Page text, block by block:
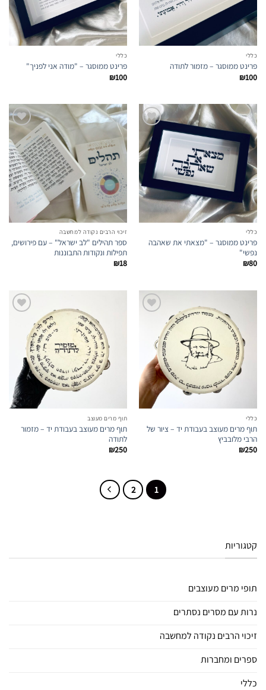
כללי
פרינט ממוסגר – מזמור לתודה
₪100
כללי
פרינט ממוסגר – "מודה אני לפניך"
₪100
הוספה
לרשימת
המועדפים
כללי
פרינט ממוסגר – "מצאתי את שאהבה
נפשי"
₪80
הוספה
לרשימת
המועדפים
זיכוי הרבים נקודה למחשבה
ספר תהילים "לב ישראל" – עם פירושים,
תפילות ונקודות התבוננות
₪18
לרשימת
המועדפים
כללי
תוף מרים מעוצב בעבודת יד – ציור של
הרבי מלובביץ
₪250
לרשימת
המועדפים
תוף מרים מעוצב
תוף מרים מעוצב בעבודת יד – מזמור
לתודה
₪250
1
2
קטגוריות
תופי מרים מעוצבים
נרות עם מסרים נסתרים
זיכוי הרבים נקודה למחשבה
ספרים ומחברות
כללי